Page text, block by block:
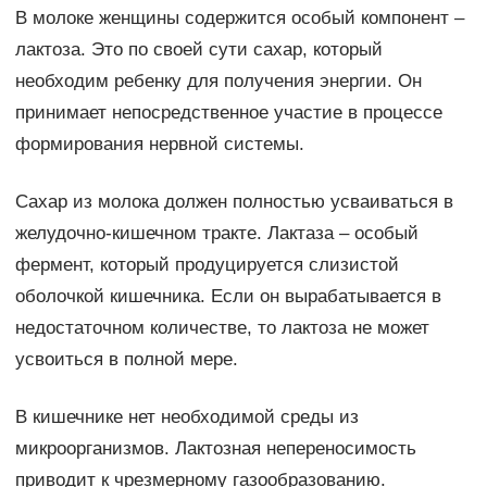
В молоке женщины содержится особый компонент –
лактоза. Это по своей сути сахар, который
необходим ребенку для получения энергии. Он
принимает непосредственное участие в процессе
формирования нервной системы.
Сахар из молока должен полностью усваиваться в
желудочно-кишечном тракте. Лактаза – особый
фермент, который продуцируется слизистой
оболочкой кишечника. Если он вырабатывается в
недостаточном количестве, то лактоза не может
усвоиться в полной мере.
В кишечнике нет необходимой среды из
микроорганизмов. Лактозная непереносимость
приводит к чрезмерному газообразованию.